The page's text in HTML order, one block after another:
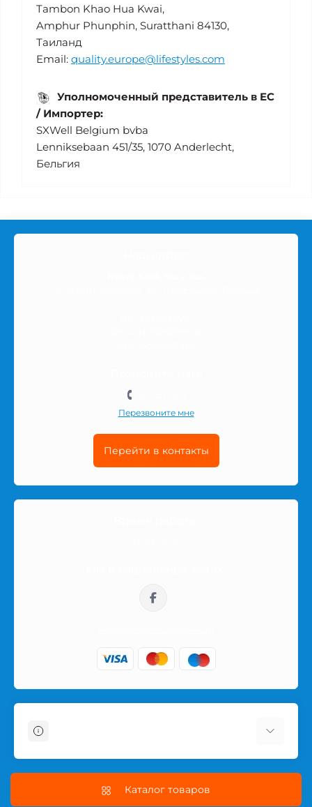
Tambon Khao Hua Kwai,
Amphur Phunphin, Suratthani 84130,
Таиланд
Email: quality.europe@lifestyles.com
Уполномоченный представитель в ЕС
/ Импортер:
SXWell Belgium bvba
Lenniksebaan 451/35, 1070 Anderlecht,
Бельгия
Перезвоните мне
Перейти в контакты
Информация о доставкеКаталог товаров